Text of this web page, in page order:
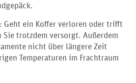
Geht ein Koffer verloren oder trifft
trotzdem versorgt. Außerdem
nicht über längere Zeit
Temperaturen im Frachtraum